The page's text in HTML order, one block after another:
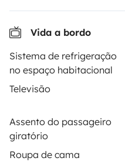
Vida a bordo
Sistema de refrigeração
no espaço habitacional
Televisão
Assento do passageiro
giratório
Roupa de cama
A Yescapa é uma
aluguer de
campervans entre
chave-na-mão para os
em total liberdade e